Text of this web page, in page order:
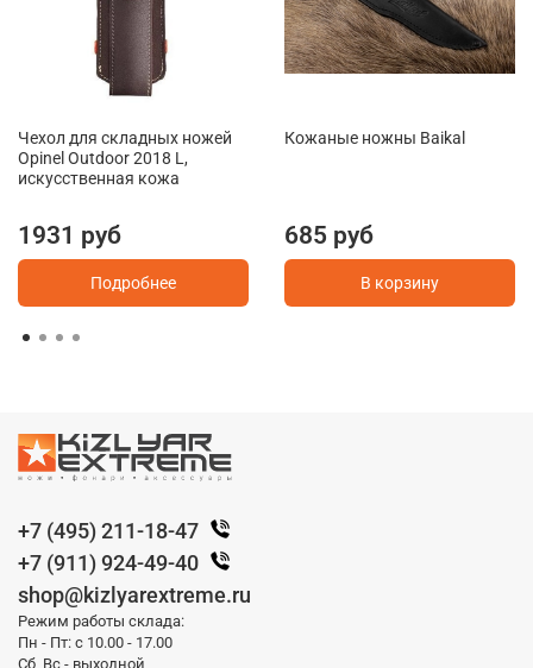
Чехол для складных ножей
Opinel Outdoor 2018 L,
искусственная кожа
1931 руб
Подробнее
Кожаные ножны Baikal
685 руб
В корзину
+7 (495) 211-18-47
+7 (911) 924-49-40
shop@kizlyarextreme.ru
Режим работы склада:
Пн - Пт: с 10.00 - 17.00
Сб, Вс - выходной